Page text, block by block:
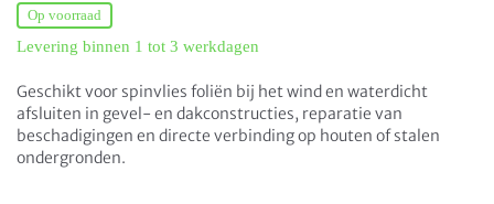
Op voorraad
Levering binnen 1 tot 3 werkdagen
Geschikt voor spinvlies foliën bij het wind en waterdicht
afsluiten in gevel- en dakconstructies, reparatie van
beschadigingen en directe verbinding op houten of stalen
ondergronden.